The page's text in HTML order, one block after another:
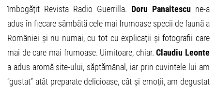
îmbogățit Revista Radio Guerrilla. Doru Panaitescu ne-a
adus în fiecare sâmbătă cele mai frumoase specii de faună a
României și nu numai, cu tot cu explicații și fotografii care
mai de care mai frumoase. Uimitoare, chiar.Claudiu Leonte
a adus aromă site-ului, săptămânal, iar prin cuvintele lui am
“gustat” atât preparate delicioase, cât și emoții, am degustat